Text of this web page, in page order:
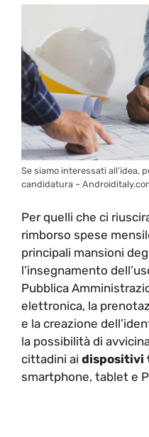
Se siamo interessati all’idea,
candidatura –
Per quelli che ci
rimborso spese
principali mansioni
l’insegnamento
Pubblica
elettronica, la
e la creazione
la possibilità di
cittadini ai dispositivi
smartphone, tablet e